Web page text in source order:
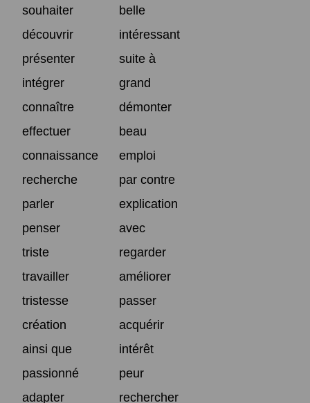
souhaiter
belle
découvrir
intéressant
présenter
suite à
intégrer
grand
connaître
démonter
effectuer
beau
connaissance
emploi
recherche
par contre
parler
explication
penser
avec
triste
regarder
travailler
améliorer
tristesse
passer
création
acquérir
ainsi que
intérêt
passionné
peur
adapter
rechercher